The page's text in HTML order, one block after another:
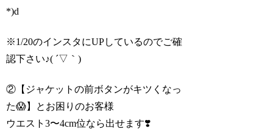
*)d
※1/20のインスタにUPしているのでご確
認下さい♪( ´▽｀)
②【ジャケットの前ボタンがキツくなっ
た😱】とお困りのお客様
ウエスト3〜4cm位なら出せます❣️